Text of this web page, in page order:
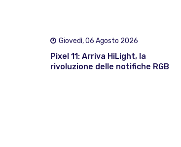
Giovedì, 06 Agosto 2026
Pixel 11: Arriva HiLight, la
rivoluzione delle notifiche RGB